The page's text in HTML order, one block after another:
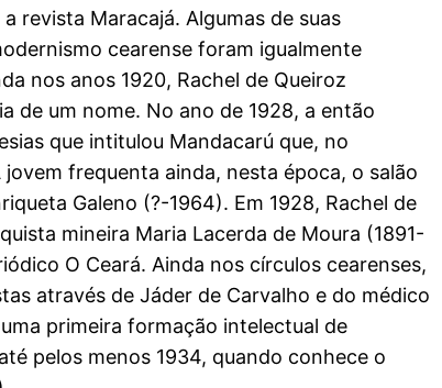
revista Maracajá. Algumas de suas
cearense foram igualmente
nos anos 1920, Rachel de Queiroz
de um nome. No ano de 1928, a então
que intitulou Mandacarú que, no
frequenta ainda, nesta época, o salão
Galeno (?-1964). Em 1928, Rachel de
mineira Maria Lacerda de Moura (1891-
O Ceará. Ainda nos círculos cearenses,
através de Jáder de Carvalho e do médico
primeira formação intelectual de
pelos menos 1934, quando conhece o